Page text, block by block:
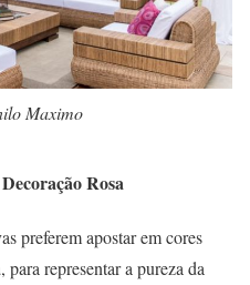
Maximo
Rosa
preferem apostar em cores
, para representar a pureza da